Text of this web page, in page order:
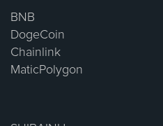
BNB
DogeCoin
Chainlink
MaticPolygon